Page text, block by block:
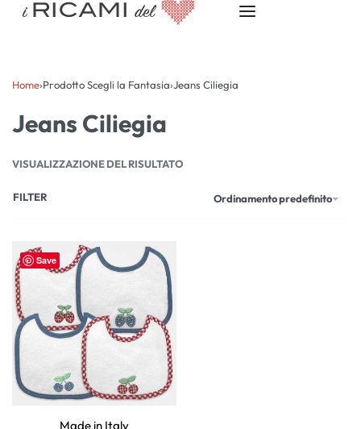
Home›Prodotto Scegli la Fantasia›Jeans Ciliegia
Jeans Ciliegia
VISUALIZZAZIONE DEL RISULTATO
Ordinamento predefinito
FILTER
Save
Made in Italy